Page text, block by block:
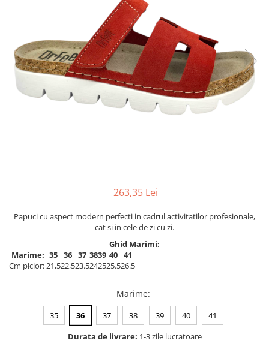
Dr. Feet
263,35 Lei
Papuci cu aspect modern perfecti in cadrul activitatilor profesionale,
cat si in cele de zi cu zi.
Ghid Marimi:
Marime: 35 36 37 3839 40 41
Cm picior:21,522,523.5242525.526.5
Marime:
35 36 37 38 39 40
41
Durata de livrare: 1-3 zile lucratoare